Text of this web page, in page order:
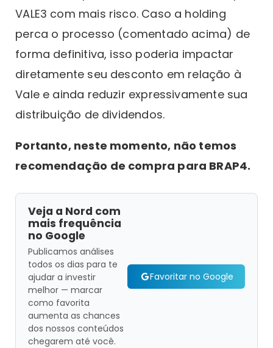
VALE3 com mais risco. Caso a holding
perca o processo (comentado acima) de
forma definitiva, isso poderia impactar
diretamente seu desconto em relação à
Vale e ainda reduzir expressivamente sua
distribuição de dividendos.
Portanto, neste momento, não temos
recomendação de compra para BRAP4.
Veja a Nord com
mais frequência
no Google
Publicamos análises
todos os dias para te
ajudar a investir
melhor — marcar
como favorita
aumenta as chances
dos nossos conteúdos
chegarem até você.
Favoritar no Google